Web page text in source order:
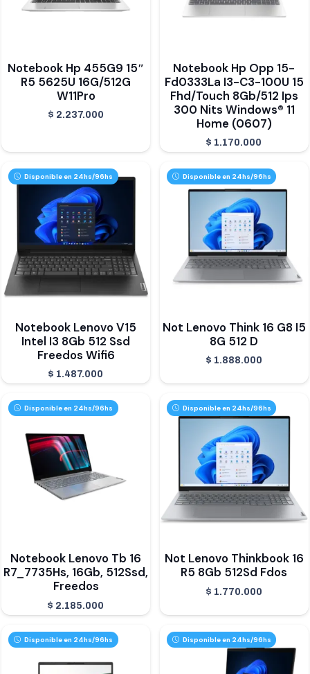
Notebook Hp 455G9 15″
R5 5625U 16G/512G
W11Pro
$ 2.237.000
Notebook Hp Opp 15-
Fd0333La I3-C3-100U 15
Fhd/Touch 8Gb/512 Ips
300 Nits Windows® 11
Home (0607)
$ 1.170.000
Disponible en 24hs/96hs
Notebook Lenovo V15
Intel I3 8Gb 512 Ssd
Freedos Wifi6
$ 1.487.000
Disponible en 24hs/96hs
Not Lenovo Think 16 G8 I5
8G 512 D
$ 1.888.000
Disponible en 24hs/96hs
Notebook Lenovo Tb 16
R7_7735Hs, 16Gb, 512Ssd,
Freedos
$ 2.185.000
Disponible en 24hs/96hs
Not Lenovo Thinkbook 16
R5 8Gb 512Sd Fdos
$ 1.770.000
Disponible en 24hs/96hs Disponible en 24hs/96hs